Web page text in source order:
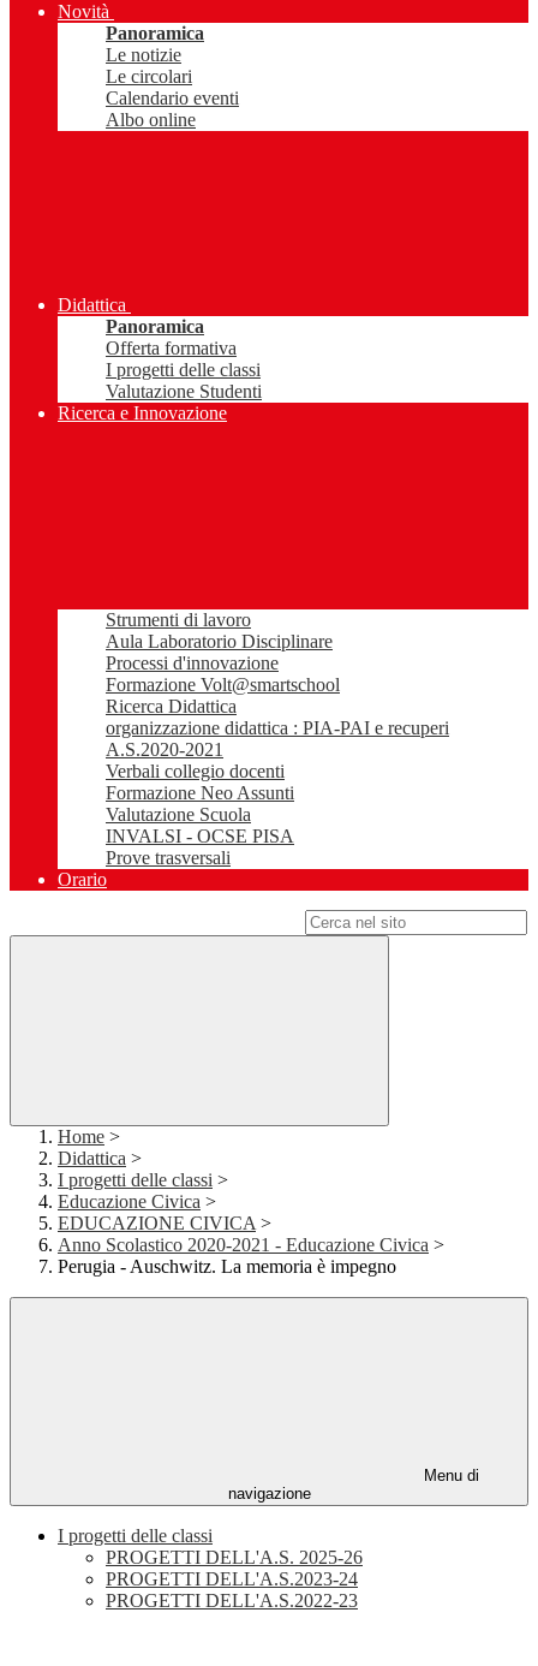
Novità
Panoramica
Le notizie
Le circolari
Calendario eventi
Albo online
Didattica
Panoramica
Offerta formativa
I progetti delle classi
Valutazione Studenti
Ricerca e Innovazione
Strumenti di lavoro
Aula Laboratorio Disciplinare
Processi d'innovazione
Formazione Volt@smartschool
Ricerca Didattica
organizzazione didattica : PIA-PAI e recuperi
A.S.2020-2021
Verbali collegio docenti
Formazione Neo Assunti
Valutazione Scuola
INVALSI - OCSE PISA
Prove trasversali
Orario
Home >
Didattica >
I progetti delle classi >
Educazione Civica >
EDUCAZIONE CIVICA >
Anno Scolastico 2020-2021 - Educazione Civica >
Perugia - Auschwitz. La memoria è impegno
Menu di
navigazione
I progetti delle classi
PROGETTI DELL'A.S. 2025-26
PROGETTI DELL'A.S.2023-24
PROGETTI DELL'A.S.2022-23